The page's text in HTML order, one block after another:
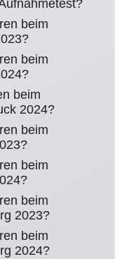
beim
beim
beim
2024?
beim
beim
beim
2023?
beim
2024?